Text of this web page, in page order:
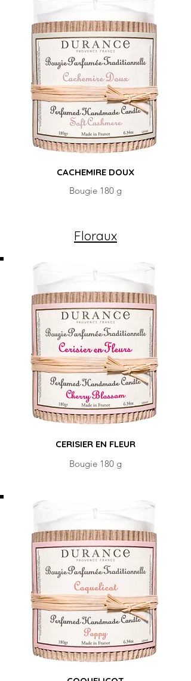
CACHEMIRE DOUX
Bougie 180 g
Floraux
CERISIER EN FLEUR
Bougie 180 g